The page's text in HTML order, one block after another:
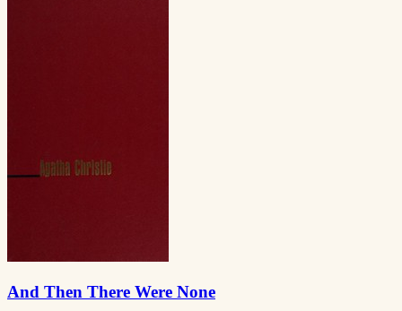
And Then There Were None